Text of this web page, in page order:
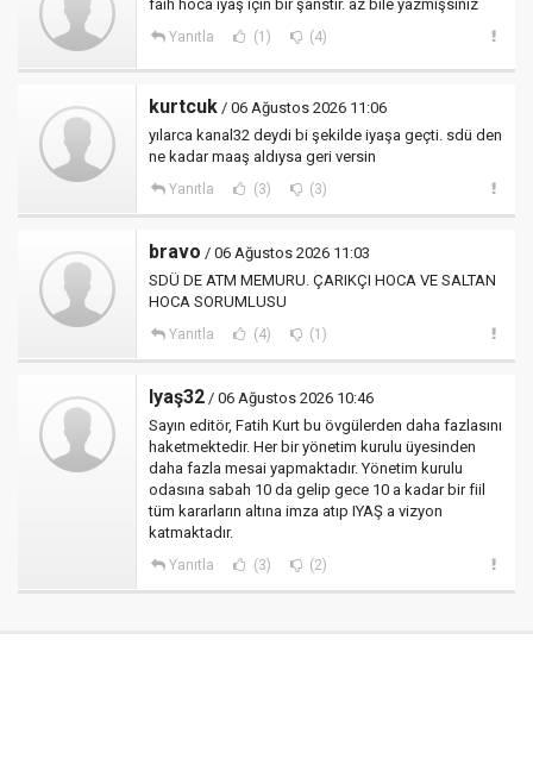
faih hoca iyaş için bir şanstır. az bile yazmışsınız
Yanıtla (1) (4)
kurtcuk / 06 Ağustos 2026 11:06
yılarca kanal32 deydi bi şekilde iyaşa geçti. sdü den
ne kadar maaş aldıysa geri versin
Yanıtla (3) (3)
bravo / 06 Ağustos 2026 11:03
SDÜ DE ATM MEMURU. ÇARIKÇI HOCA VE SALTAN
HOCA SORUMLUSU
Yanıtla (4) (1)
Iyaş32 / 06 Ağustos 2026 10:46
Sayın editör, Fatih Kurt bu övgülerden daha fazlasını
haketmektedir. Her bir yönetim kurulu üyesinden
daha fazla mesai yapmaktadır. Yönetim kurulu
odasına sabah 10 da gelip gece 10 a kadar bir fiil
tüm kararların altına imza atıp IYAŞ a vizyon
katmaktadır.
Yanıtla (3) (2)